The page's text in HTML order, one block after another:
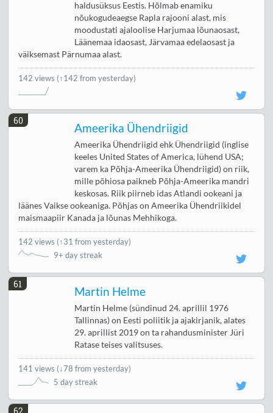
haldusüksus Eestis. Hõlmab enamiku
nõukogudeaegse Rapla rajooni alast, mis
moodustati ajaloolise Harjumaa lõunaosast,
Läänemaa idaosast, Järvamaa edelaosast ja
väiksemast Pärnumaa alast.
142 views (↑142 from yesterday)
60
Ameerika Ühendriigid
Ameerika Ühendriigid ehk Ühendriigid (inglise
keeles United States of America, lühend USA;
varem ka Põhja-Ameerika Ühendriigid) on riik,
mille põhiosa paikneb Põhja-Ameerika mandri
keskosas. Riik piirneb idas Atlandi ookeani ja
läänes Vaikse ookeaniga. Põhjas on Ameerika Ühendriikidel
maismaapiir Kanada ja lõunas Mehhikoga.
142 views (↑31 from yesterday)
9+ day streak
61
Martin Helme
Martin Helme (sündinud 24. aprillil 1976
Tallinnas) on Eesti poliitik ja ajakirjanik, alates
29. aprillist 2019 on ta rahandusminister Jüri
Ratase teises valitsuses.
141 views (↓78 from yesterday)
5 day streak